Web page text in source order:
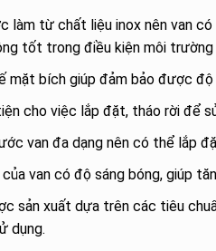
làm từ chất liệu inox nên van
tốt trong điều kiện môi
mặt bích giúp đảm bảo được
cho việc lắp đặt, tháo rời để
van đa dạng nên có thể lắp
van có độ sáng bóng, giúp
sản xuất dựa trên các tiêu
dụng.